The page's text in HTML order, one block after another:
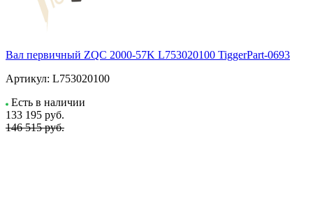
Вал первичный ZQC 2000-57K L753020100 TiggerPart-0693
Артикул: L753020100
Есть в наличии
133 195 руб.
146 515 руб.